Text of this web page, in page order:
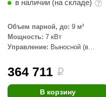
в наличии (на складе)
Объем парной, до: 9 м³
Мощность: 7 кВт
Управление: Выносной (в
364 711 i
В корзину